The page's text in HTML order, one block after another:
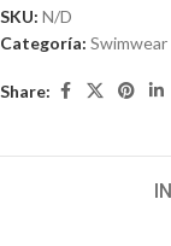
SKU: N/D
Categoría: Swimwear
Share: